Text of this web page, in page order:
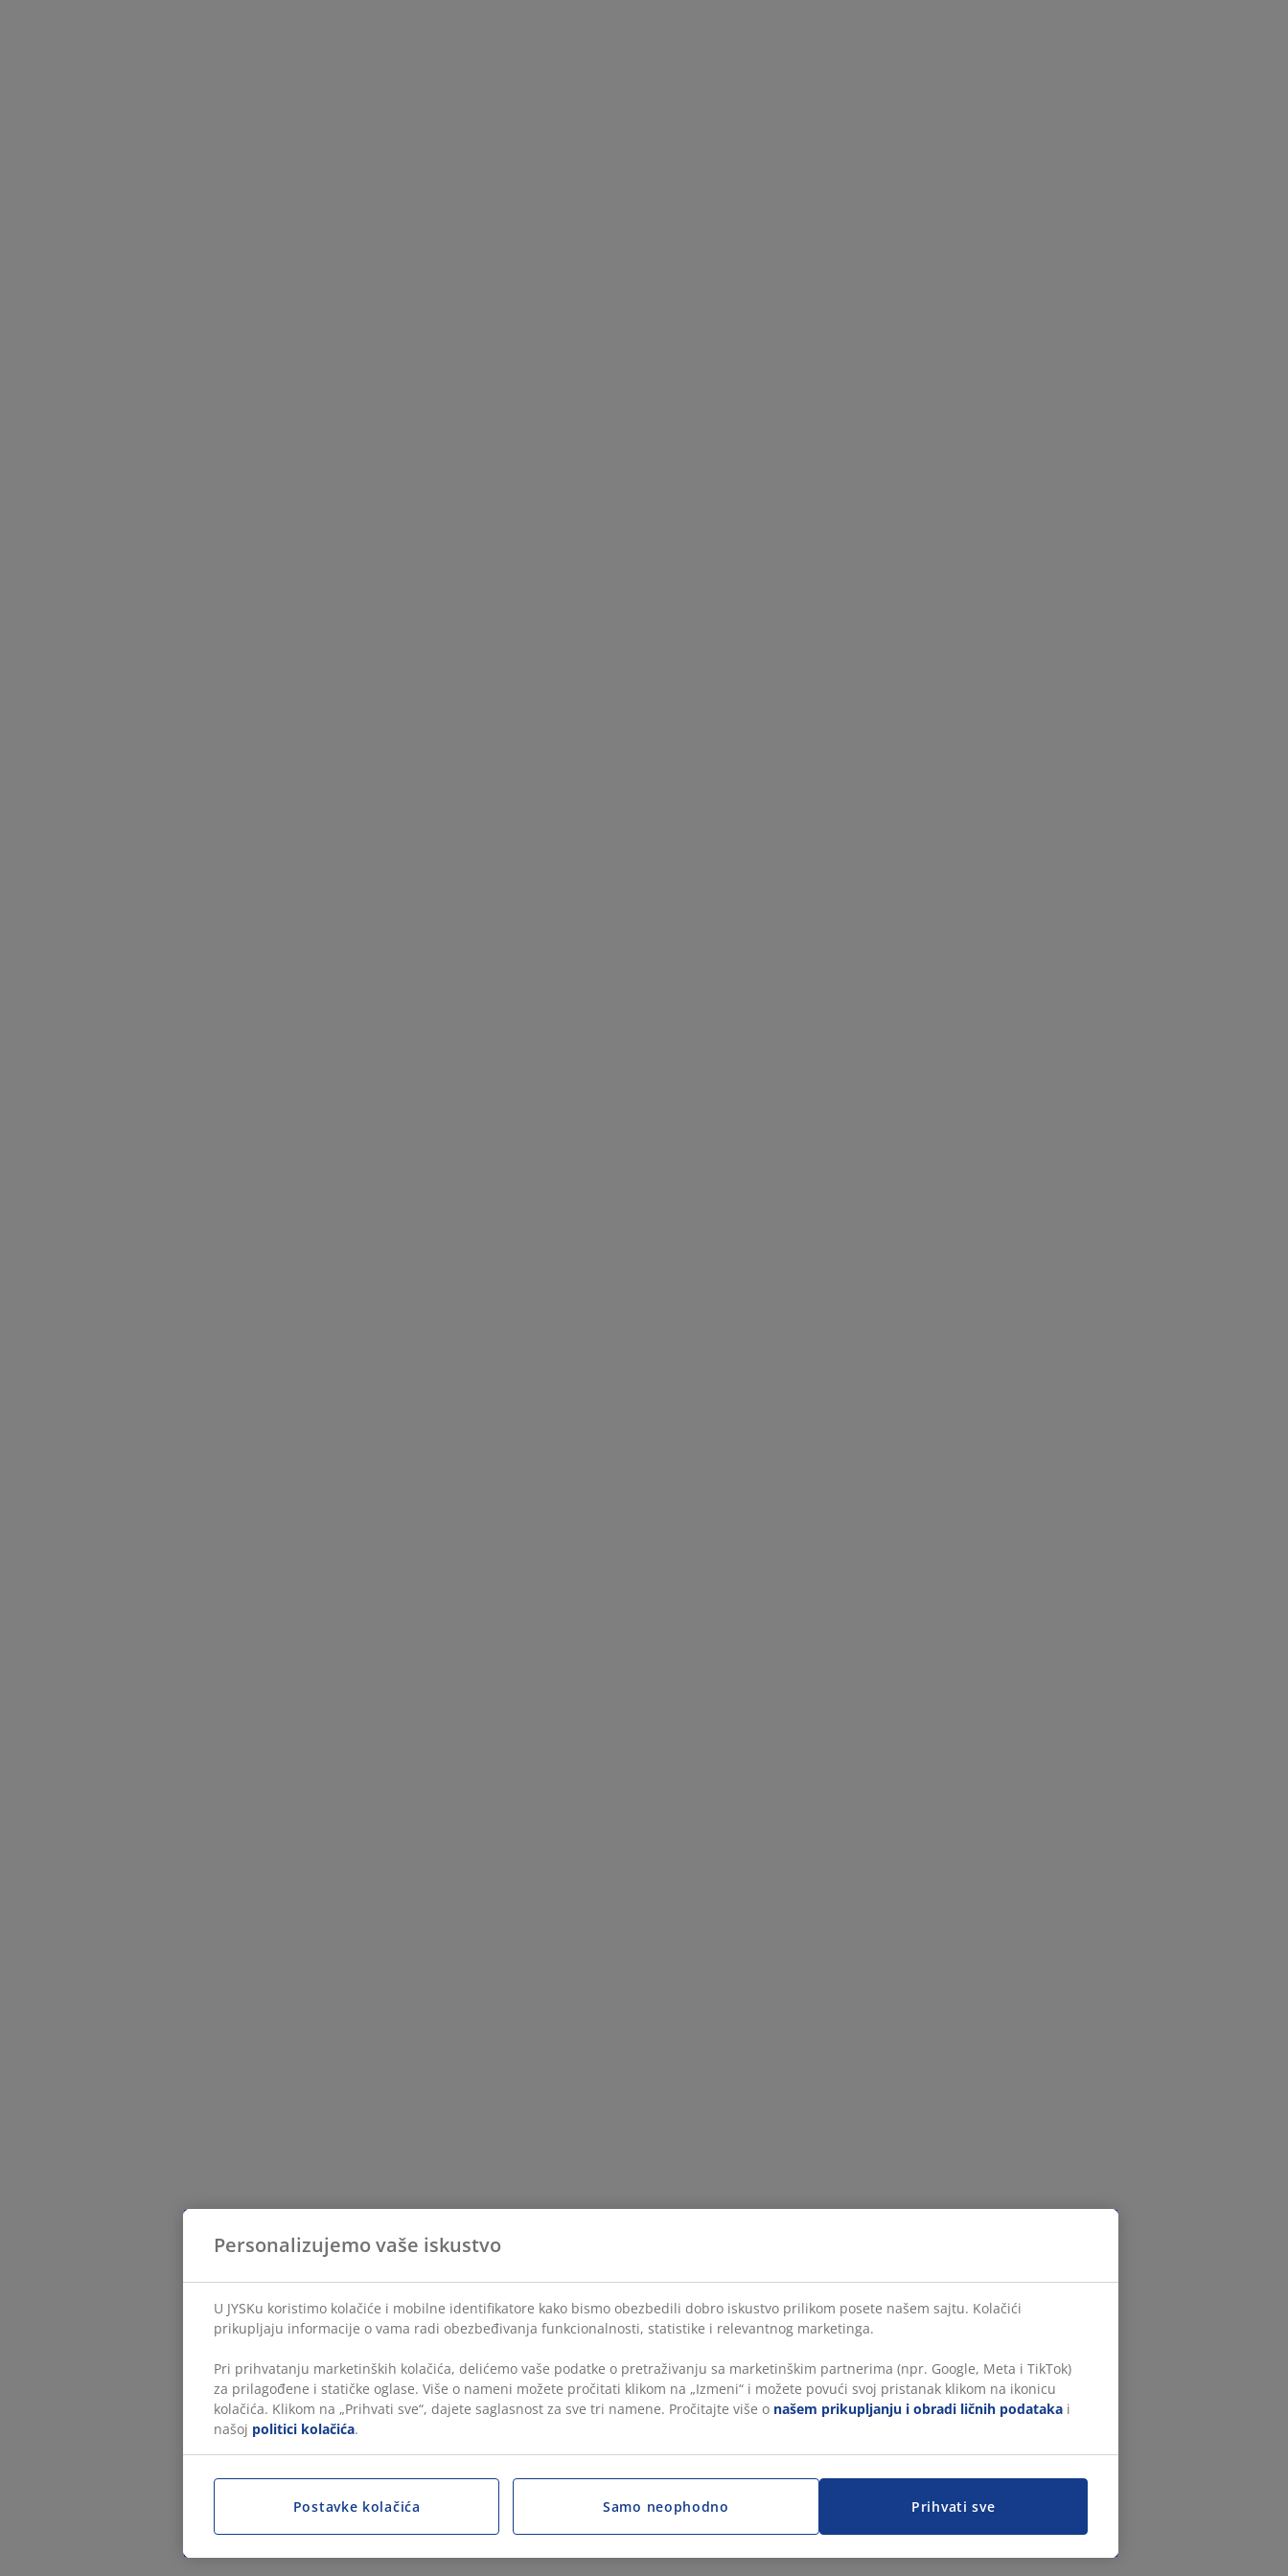
Personalizujemo vaše iskustvo
U JYSKu koristimo kolačiće i mobilne identifikatore kako bismo obezbedili dobro iskustvo prilikom posete našem sajtu. Kolačići
prikupljaju informacije o vama radi obezbeđivanja funkcionalnosti, statistike i relevantnog marketinga.
Pri prihvatanju marketinških kolačića, delićemo vaše podatke o pretraživanju sa marketinškim partnerima (npr. Google, Meta i TikTok)
za prilagođene i statičke oglase. Više o nameni možete pročitati klikom na „Izmeni“ i možete povući svoj pristanak klikom na ikonicu
kolačića. Klikom na „Prihvati sve“, dajete saglasnost za sve tri namene. Pročitajte više o našem prikupljanju i obradi ličnih podataka i
našoj politici kolačića.
Prihvati sve
Postavke kolačića Samo neophodno